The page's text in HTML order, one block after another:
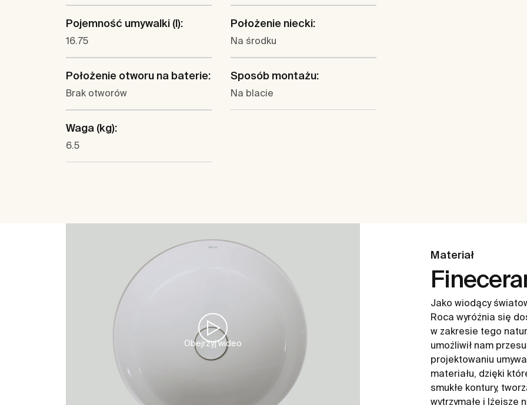
Pojemność umywalki (l):
16.75
Położenie niecki:
Na środku
Położenie otworu na baterie:
Brak otworów
Sposób montażu:
Na blacie
Waga (kg):
6.5
Obejrzyj wideo
Materiał
Jako wiodący
Roca wyróżnia się
w zakresie tego
umożliwił nam
projektowaniu
materiału, dzięki
smukłe kontury,
wytrzymałe i lżejsze